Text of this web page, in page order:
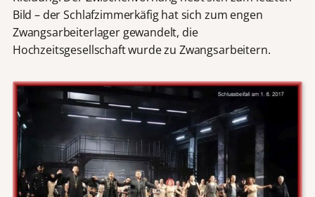
Bild – der Schlafzimmerkäfig hat sich zum engen
Zwangsarbeiterlager gewandelt, die
Hochzeitsgesellschaft wurde zu Zwangsarbeitern.